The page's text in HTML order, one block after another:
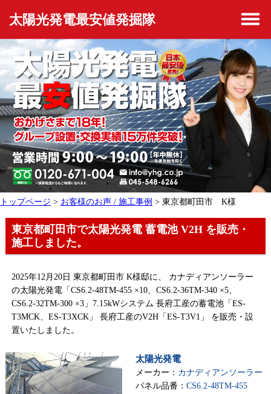
太陽光発電最安値発掘隊
トップページ > お客様のお声 / 施工事例 > 東京都町田市 K様
東京都町田市で太陽光発電 蓄電池 V2H を販売・
施工しました。
2025年12月20日 東京都町田市 K様邸に、 カナディアンソーラー
の太陽光発電「CS6.2-48TM-455 ×10、CS6.2-36TM-340 ×5、
CS6.2-32TM-300 ×3」7.15kWシステム 長府工産の蓄電池「ES-
T3MCK、ES-T3XCK」 長府工産のV2H「ES-T3V1」 を販売・設
置いたしました。
太陽光発電
メーカー： カナディアンソーラー
パネル品番： CS6.2-48TM-455